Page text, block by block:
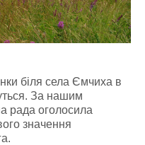
біля села Ємчиха в
За нашим
рада оголосила
значення